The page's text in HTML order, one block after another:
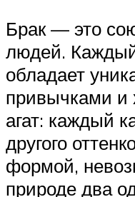
Брак — это
людей. Каждый
обладает
привычками и
агат: каждый
другого
формой,
природе два